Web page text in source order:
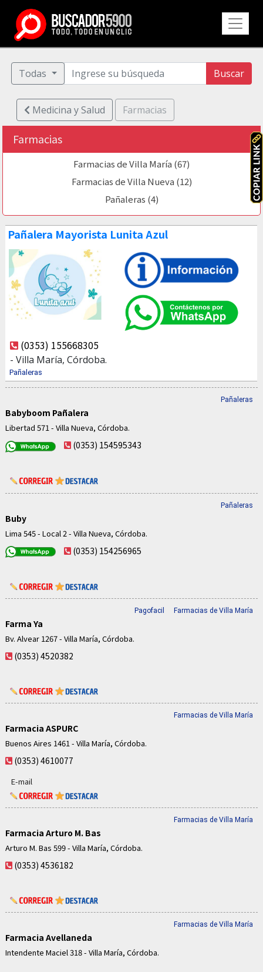
Todas Buscar
Medicina y Salud Farmacias
Farmacias
Farmacias de Villa María (67)
Farmacias de Villa Nueva (12)
Pañaleras (4)
Pañalera Mayorista Lunita Azul
(0353) 155668305
- Villa María, Córdoba.
Pañaleras
Pañaleras
Babyboom Pañalera
Libertad 571 - Villa Nueva, Córdoba.
(0353) 154595343
Pañaleras
Buby
Lima 545 - Local 2 - Villa Nueva, Córdoba.
(0353) 154256965
Pagofacil Farmacias de Villa María
Farma Ya
Bv. Alvear 1267 - Villa María, Córdoba.
(0353) 4520382
Farmacias de Villa María
Farmacia ASPURC
Buenos Aires 1461 - Villa María, Córdoba.
(0353) 4610077
E-mail
Farmacias de Villa María
Farmacia Arturo M. Bas
Arturo M. Bas 599 - Villa María, Córdoba.
(0353) 4536182
Farmacias de Villa María
Farmacia Avellaneda
Intendente Maciel 318 - Villa María, Córdoba.